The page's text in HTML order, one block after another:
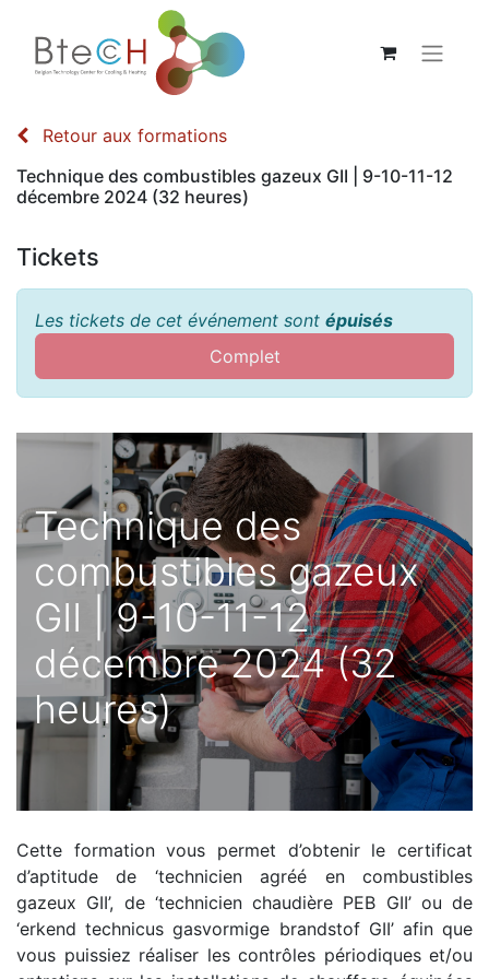
Retour aux formations
Technique des combustibles gazeux GII | 9-10-11-12
décembre 2024 (32 heures)
Tickets
Les tickets de cet événement sont épuisés
Complet
Technique des
combustibles gazeux
GII | 9-10-11-12
décembre 2024 (32
heures)
Cette formation vous permet d’obtenir le certificat
d’aptitude de ‘technicien agréé en combustibles
gazeux GII’, de ‘technicien chaudière PEB GII’ ou de
‘erkend technicus gasvormige brandstof GII’ afin que
vous puissiez réaliser les contrôles périodiques et/ou